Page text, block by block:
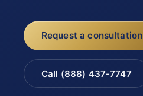
Request a consultation
Call (888) 437-7747